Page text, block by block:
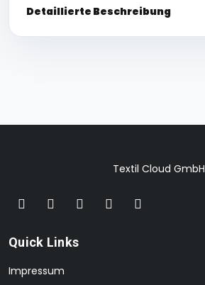
Detaillierte Beschreibung
Textil Cloud GmbH
Quick Links
Impressum